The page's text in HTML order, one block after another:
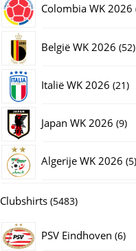
Colombia WK 2026
België WK 2026 5252
Italië WK 2026 2121
Japan WK 2026 99
Algerije WK 2026 55
Clubshirts 54835483
producten
PSV Eindhoven 66